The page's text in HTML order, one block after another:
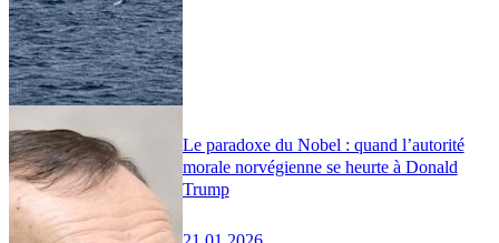
Le paradoxe du Nobel : quand l’autorité
morale norvégienne se heurte à Donald
Trump